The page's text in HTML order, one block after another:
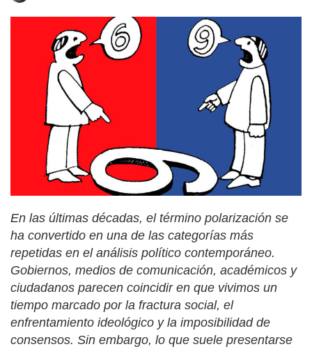
En las últimas décadas, el término polarización se
ha convertido en una de las categorías más
repetidas en el análisis político contemporáneo.
Gobiernos, medios de comunicación, académicos y
ciudadanos parecen coincidir en que vivimos un
tiempo marcado por la fractura social, el
enfrentamiento ideológico y la imposibilidad de
consensos. Sin embargo, lo que suele presentarse